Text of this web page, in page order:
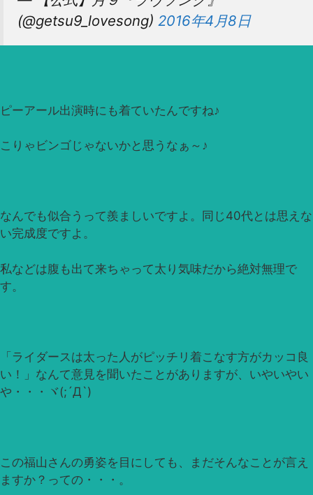
(@getsu9_lovesong) 2016年4月8日
ピーアール出演時にも着ていたんですね♪
こりゃビンゴじゃないかと思うなぁ～♪
なんでも似合うって羨ましいですよ。同じ40代とは思えな
い完成度ですよ。
私などは腹も出て来ちゃって太り気味だから絶対無理で
す。
「ライダースは太った人がピッチリ着こなす方がカッコ良
い！」なんて意見を聞いたことがありますが、いやいやい
や・・・ヾ(;´Д`)
この福山さんの勇姿を目にしても、まだそんなことが言え
ますか？っての・・・。